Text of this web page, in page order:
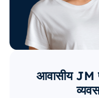
आवासीय JM